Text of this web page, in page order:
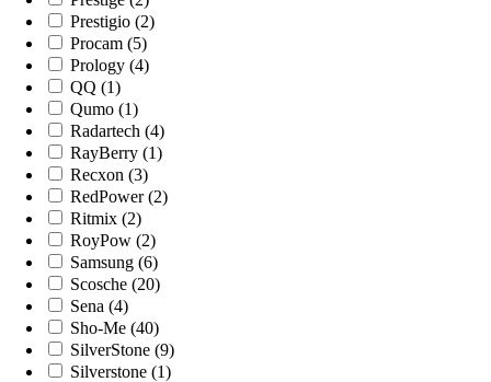
Prestigio (2)
Procam (5)
Prology (4)
QQ (1)
Qumo (1)
Radartech (4)
RayBerry (1)
Recxon (3)
RedPower (2)
Ritmix (2)
RoyPow (2)
Samsung (6)
Scosche (20)
Sena (4)
Sho-Me (40)
SilverStone (9)
Silverstone (1)